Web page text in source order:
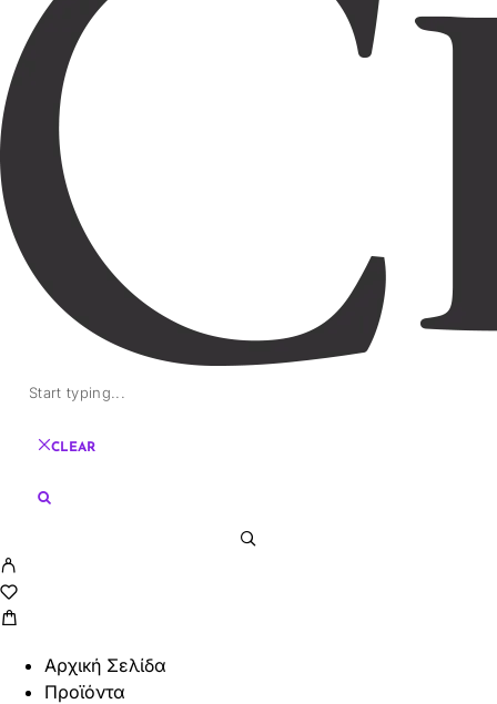
CLEAR
Αρχική Σελίδα
Προϊόντα